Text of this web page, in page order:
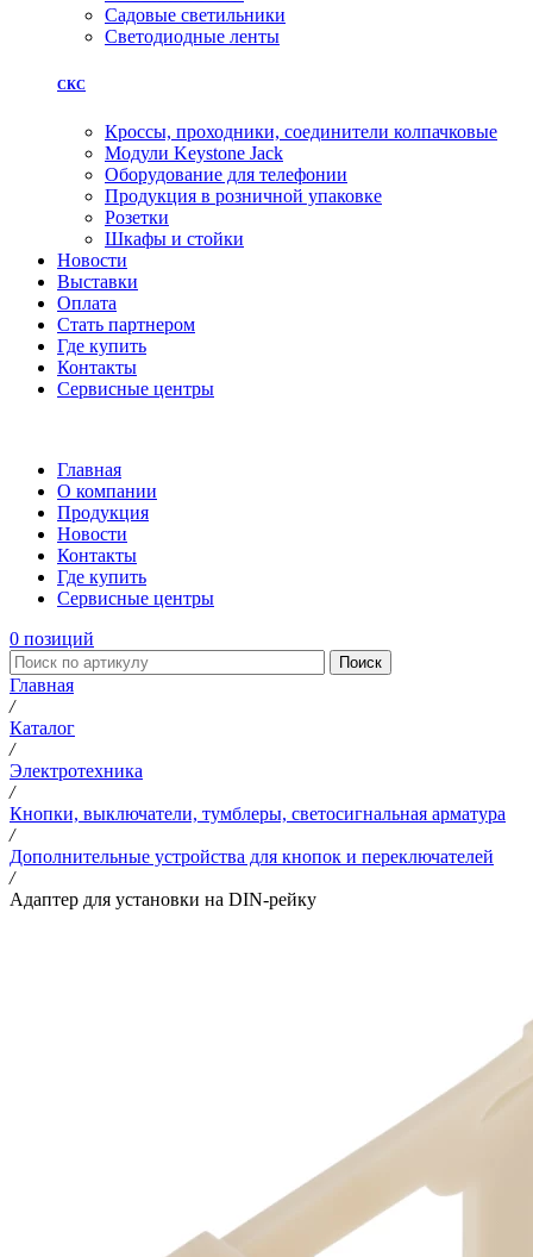
Садовые светильники
Светодиодные ленты
СКС
Кроссы, проходники, соединители колпачковые
Модули Keystone Jack
Оборудование для телефонии
Продукция в розничной упаковке
Розетки
Шкафы и стойки
Новости
Выставки
Оплата
Стать партнером
Где купить
Контакты
Сервисные центры
Главная
О компании
Продукция
Новости
Контакты
Где купить
Сервисные центры
0 позиций
Поиск
Главная
/
Каталог
/
Электротехника
/
Кнопки, выключатели, тумблеры, светосигнальная арматура
/
Дополнительные устройства для кнопок и переключателей
/
Адаптер для установки на DIN-рейку